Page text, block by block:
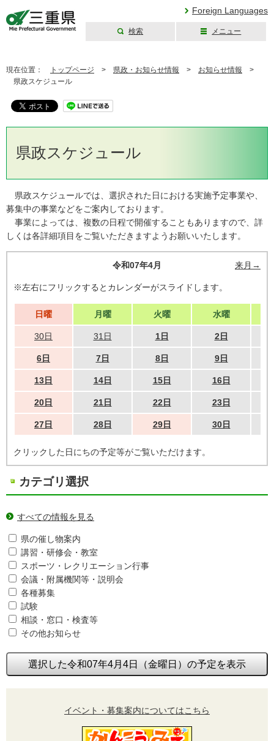
Foreign Languages
検索 メニュー
現在位置： トップページ > 県政・お知らせ情報 > お知らせ情報 >
県政スケジュール
県政スケジュール
県政スケジュールでは、選択された日における実施予定事業や、
募集中の事業などをご案内しております。
事業によっては、複数の日程で開催することもありますので、詳
しくは各詳細項目をご覧いただきますようお願いいたします。
令和07年4月 来月→
※左右にフリックするとカレンダーがスライドします。
日曜 月曜 火曜 水曜
30日 31日 1日 2日
6日 7日 8日 9日
13日 14日 15日 16日
20日 21日 22日 23日
27日 28日 29日 30日
クリックした日にちの予定等がご覧いただけます。
カテゴリ選択
すべての情報を見る
県の催し物案内
講習・研修会・教室
スポーツ・レクリエーション行事
会議・附属機関等・説明会
各種募集
試験
相談・窓口・検査等
その他お知らせ
選択した令和07年4月4日（金曜日）の予定を表示
イベント・募集案内についてはこちら